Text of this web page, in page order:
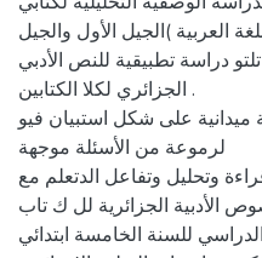
العربية )الجيل الأول والجيل
دراسة تطبيقية للنص الأدبي
الجزائري لكلا الكتابين .
ميدانية على شكل استبيان فيو
لرموعة من الأسئلة موجهة
وتحليل وتفاعل الدتعلم مع
الأدبية الجزائرية لل ك تاب
للسنة الخامسة ابتدائي .